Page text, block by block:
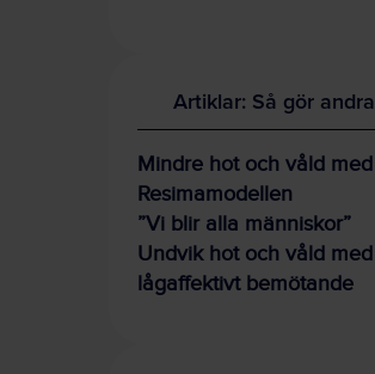
Artiklar: Så gör andra
Mindre hot och våld med
Resimamodellen
”Vi blir alla människor”
Undvik hot och våld med
lågaffektivt bemötande